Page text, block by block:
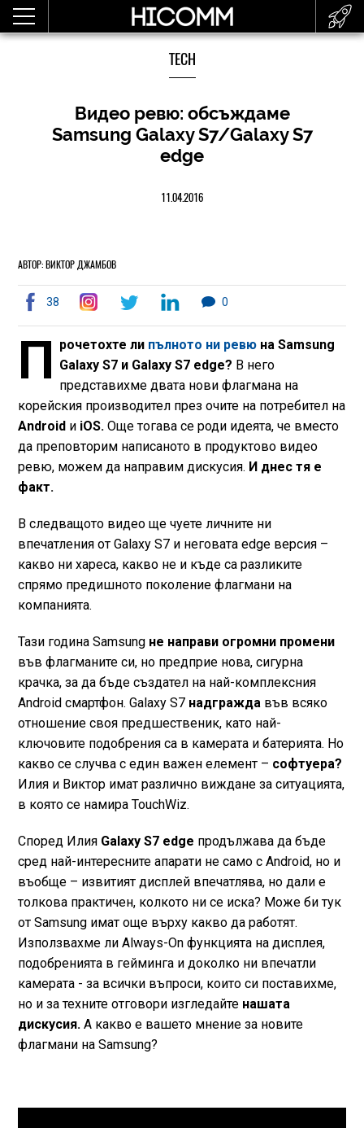
TECH
Видео ревю: обсъждаме
Samsung Galaxy S7/Galaxy S7
edge
11.04.2016
АВТОР: ВИКТОР ДЖАМБОВ
38 0
П рочетохте ли пълното ни ревю на Samsung
Galaxy S7 и Galaxy S7 edge? В него
представихме двата нови флагмана на
корейския производител през очите на потребител на
Androidи iOS.Още тогава се роди идеята, че вместо
да преповторим написаното в продуктово видео
ревю, можем да направим дискусия. И днес тя е
факт.
В следващото видео ще чуете личните ни
впечатления от Galaxy S7 и неговата edge версия –
какво ни хареса, какво не и къде са разликите
спрямо предишното поколение флагмани на
компанията.
Тази година Samsung не направи огромни промени
във флагманите си, но предприе нова, сигурна
крачка, за да бъде създател на най-комплексния
Android смартфон. Galaxy S7 надгражда във всяко
отношение своя предшественик, като най-
ключовите подобрения са в камерата и батерията. Но
какво се случва с един важен елемент – софтуера?
Илия и Виктор имат различно виждане за ситуацията,
в която се намира TouchWiz.
Според Илия Galaxy S7 edge продължава да бъде
сред най-интересните апарати не само с Android, но и
въобще – извитият дисплей впечатлява, но дали е
толкова практичен, колкото ни се иска? Може би тук
от Samsung имат още върху какво да работят.
Използвахме ли Always-On функцията на дисплея,
подобренията в гейминга и доколко ни впечатли
камерата - за всички въпроси, които си поставихме,
но и за техните отговори изгледайте нашата
дискусия.А какво е вашето мнение за новите
флагмани на Samsung?